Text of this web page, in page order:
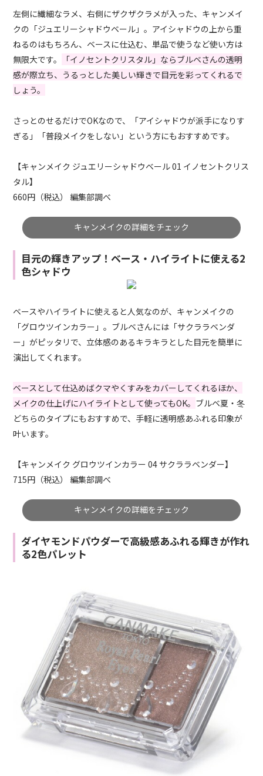
左側に繊細なラメ、右側にザクザクラメが入った、キャンメイ
クの「ジュエリーシャドウベール」。アイシャドウの上から重
ねるのはもちろん、ベースに仕込む、単品で使うなど使い方は
無限大です。
「イノセントクリスタル」ならブルベさんの透明
感が際立ち、うるっとした美しい輝きで目元を彩ってくれるで
しょう。
さっとのせるだけでOKなので、「アイシャドウが派手になりす
ぎる」「普段メイクをしない」という方にもおすすめです。
【キャンメイク ジュエリーシャドウベール 01 イノセントクリス
タル】
660円（税込） 編集部調べ
キャンメイクの詳細をチェック
目元の輝きアップ！ベース・ハイライトに使える2
色シャドウ
ベースやハイライトに使えると人気なのが、キャンメイクの
「グロウツインカラー」。ブルベさんには「サクララベンダ
ー」がピッタリで、立体感のあるキラキラとした目元を簡単に
演出してくれます。
ベースとして仕込めばクマやくすみをカバーしてくれるほか、
メイクの仕上げにハイライトとして使ってもOK。 ブルベ夏・冬
どちらのタイプにもおすすめで、手軽に透明感あふれる印象が
叶います。
【キャンメイク グロウツインカラー 04 サクララベンダー】
715円（税込） 編集部調べ
キャンメイクの詳細をチェック
ダイヤモンドパウダーで高級感あふれる輝きが作れ
る2色パレット